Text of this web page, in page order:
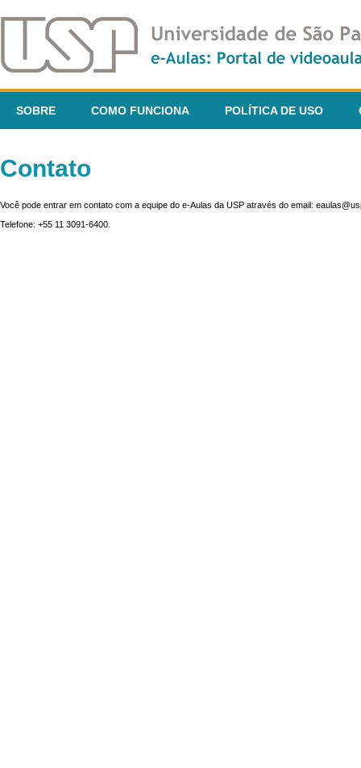
SOBRE COMO FUNCIONA POLÍTICA DE USO
Contato
Você pode entrar em contato com a equipe do e-Aulas da USP através do email:
Telefone: +55 11 3091-6400.